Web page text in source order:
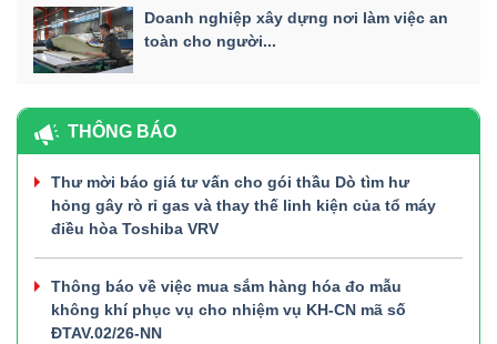
Doanh nghiệp xây dựng nơi làm việc an
toàn cho người...
THÔNG BÁO
Thư mời báo giá tư vấn cho gói thầu Dò tìm hư
hỏng gây rò rỉ gas và thay thế linh kiện của tổ máy
điều hòa Toshiba VRV
Thông báo về việc mua sắm hàng hóa đo mẫu
không khí phục vụ cho nhiệm vụ KH-CN mã số
ĐTAV.02/26-NN